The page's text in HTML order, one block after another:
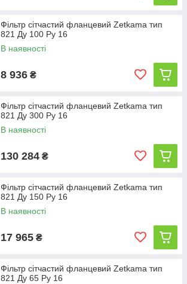
Фільтр сітчастий фланцевий Zetkama тип
821 Ду 100 Ру 16
В наявності
8 936 ₴
Фільтр сітчастий фланцевий Zetkama тип
821 Ду 300 Ру 16
В наявності
130 284 ₴
Фільтр сітчастий фланцевий Zetkama тип
821 Ду 150 Ру 16
В наявності
17 965 ₴
Фільтр сітчастий фланцевий Zetkama тип
821 Ду 65 Ру 16